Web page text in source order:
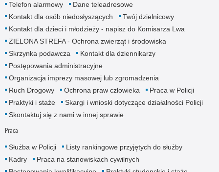
Telefon alarmowy
Dane teleadresowe
Kontakt dla osób niedosłyszących
Twój dzielnicowy
Kontakt dla dzieci i młodzieży - napisz do Komisarza Lwa
ZIELONA STREFA - Ochrona zwierząt i środowiska
Skrzynka podawcza
Kontakt dla dziennikarzy
Postępowania administracyjne
Organizacja imprezy masowej lub zgromadzenia
Ruch Drogowy
Ochrona praw człowieka
Praca w Policji
Praktyki i staże
Skargi i wnioski dotyczące działalności Policji
Skontaktuj się z nami w innej sprawie
Praca
Służba w Policji
Listy rankingowe przyjętych do służby
Kadry
Praca na stanowiskach cywilnych